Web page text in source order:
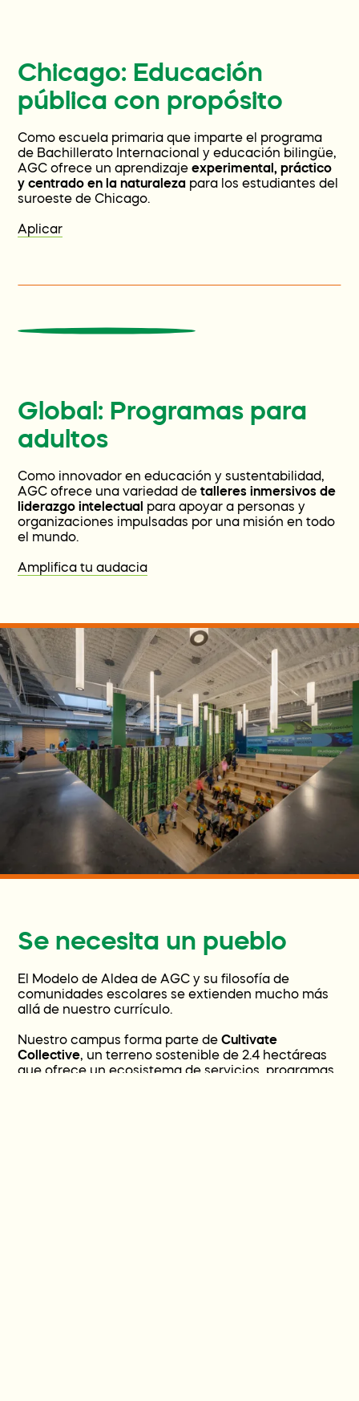
Chicago: Educación
pública con propósito
Como escuela primaria que imparte el programa
de Bachillerato Internacional y educación bilingüe,
AGC ofrece un aprendizajeexperimental, práctico
y centrado en la naturaleza para los estudiantes del
suroeste de Chicago.
Aplicar
Global: Programas para
adultos
Como innovador en educación y sustentabilidad,
AGC ofrece una variedad detalleres inmersivos de
liderazgo intelectual para apoyar a personas y
organizaciones impulsadas por una misión en todo
el mundo.
Amplifica tu audacia
Se necesita un pueblo
El Modelo de Aldea de AGC y su filosofía de
comunidades escolares se extienden mucho más
allá de nuestro currículo.
Nuestro campus forma parte deCultivate
Collective , un terreno sostenible de 2.4 hectáreas
que ofrece un ecosistema de servicios, programas